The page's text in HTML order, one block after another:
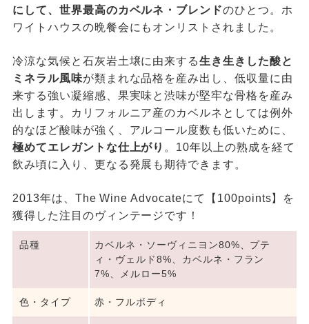
にして、世界最高のカベルネ・ブレンドのひとつ。ホ
ワイトハウスの晩餐会にもオンリストされました。
冷涼な気候と石灰岩土壌に由来する生き生きした酸と
ミネラル風味が類まれな品格を産み出し、低収量に由
来する強い凝縮感、果実味と渋味が堅牢な骨格を産み
出します。カリフォルニア産のカベルネとしては例外
的なほど酸味が強く、アルコール度数も低いために、
極めてエレガントな仕上がり 。10年以上の熟成を経て
飲み頃に入り、更なる発展も期待できます。
2013年は、The Wine Advocateにて【100points】を
獲得した注目のヴィンテージです！
品種
カベルネ・ソーヴィニヨン80%、プテ
ィ・ヴェルド8%、カベルネ・フラン
7%、メルロー5%
色・タイプ 赤・フルボディ